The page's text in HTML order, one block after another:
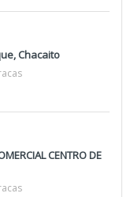
Chacaito
CENTRO DE